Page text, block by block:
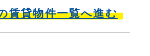
賃貸物件一覧へ進む